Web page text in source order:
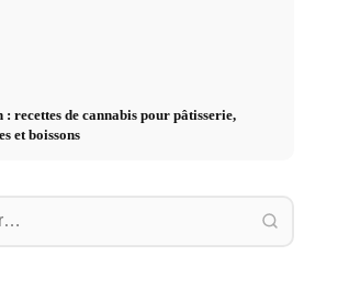
: recettes de cannabis pour pâtisserie,
et boissons
grâce
ciblé